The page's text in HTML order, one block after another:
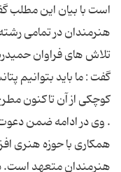
است با بیان این مطلب
هنرمندان در تمامی
تلاش های فراوان
گفت : ما باید بتوانیم
کوچکی از آن تاکنون
. وی در ادامه ضمن
همکاری با حوزه هنری
هنرمندان متعهد است.